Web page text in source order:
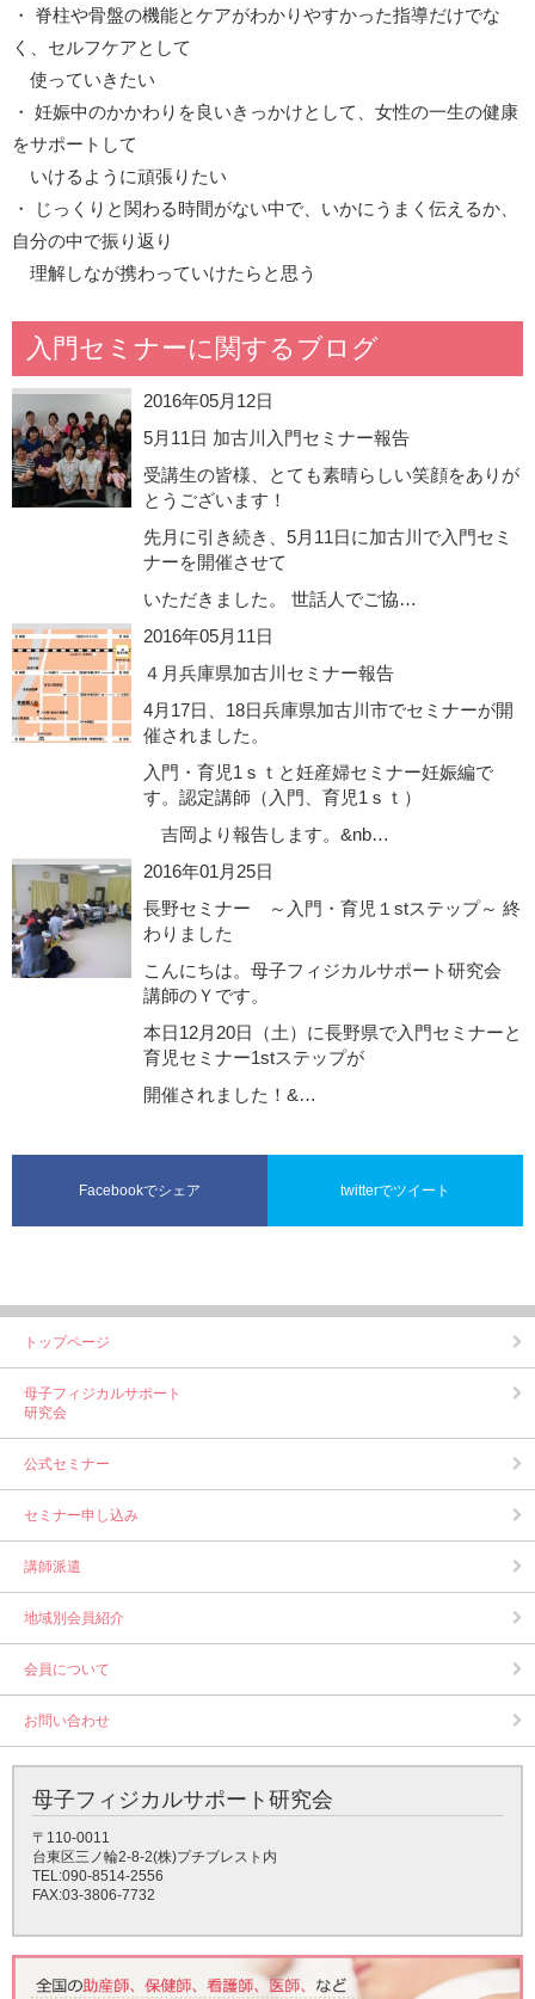
・ 脊柱や骨盤の機能とケアがわかりやすかった指導だけでな
く、セルフケアとして
使っていきたい
・ 妊娠中のかかわりを良いきっかけとして、女性の一生の健康
をサポートして
いけるように頑張りたい
・ じっくりと関わる時間がない中で、いかにうまく伝えるか、
自分の中で振り返り
理解しなが携わっていけたらと思う
入門セミナーに関するブログ
2016年05月12日
5月11日 加古川入門セミナー報告
受講生の皆様、とても素晴らしい笑顔をありが
とうございます！
先月に引き続き、5月11日に加古川で入門セミ
ナーを開催させて
いただきました。 世話人でご協…
2016年05月11日
４月兵庫県加古川セミナー報告
4月17日、18日兵庫県加古川市でセミナーが開
催されました。
入門・育児1ｓｔと妊産婦セミナー妊娠編で
す。認定講師（入門、育児1ｓｔ）
吉岡より報告します。&nb…
2016年01月25日
長野セミナー ～入門・育児１stステップ～ 終
わりました
こんにちは。母子フィジカルサポート研究会
講師のＹです。
本日12月20日（土）に長野県で入門セミナーと
育児セミナー1stステップが
開催されました！&…
Facebookでシェア twitterでツイート
トップページ
母子フィジカルサポート
研究会
公式セミナー
セミナー申し込み
講師派遣
地域別会員紹介
会員について
お問い合わせ
母子フィジカルサポート研究会
〒110-0011
台東区三ノ輪2-8-2(株)プチブレスト内
TEL:090-8514-2556
FAX:03-3806-7732